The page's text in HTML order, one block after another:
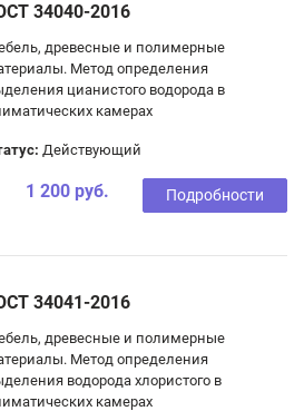
34040-2016
древесные и полимерные
Метод определения
цианистого водорода в
камерах
Действующий
1 200 руб. Подробности
34041-2016
древесные и полимерные
Метод определения
водорода хлористого в
камерах